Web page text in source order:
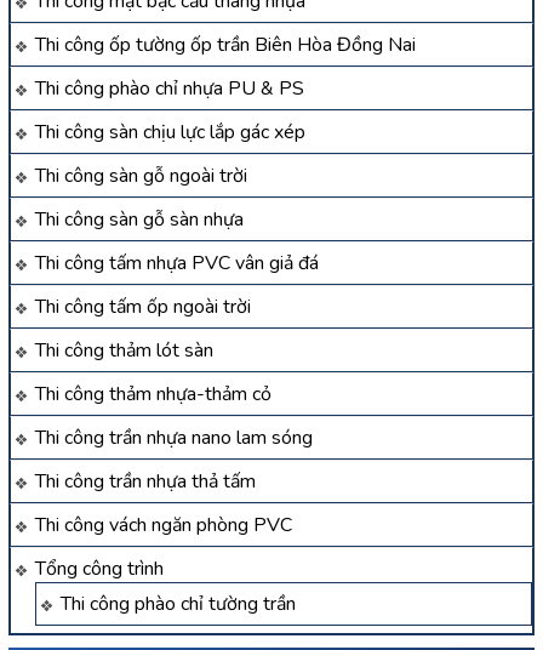
Thi công ốp tường ốp trần Biên Hòa Đồng Nai
Thi công phào chỉ nhựa PU & PS
Thi công sàn chịu lực lắp gác xép
Thi công sàn gỗ ngoài trời
Thi công sàn gỗ sàn nhựa
Thi công tấm nhựa PVC vân giả đá
Thi công tấm ốp ngoài trời
Thi công thảm lót sàn
Thi công thảm nhựa-thảm cỏ
Thi công trần nhựa nano lam sóng
Thi công trần nhựa thả tấm
Thi công vách ngăn phòng PVC
Tổng công trình
Thi công phào chỉ tường trần